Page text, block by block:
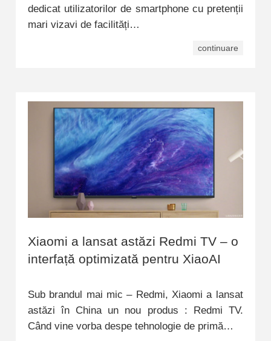
dedicat utilizatorilor de smartphone cu pretenții
mari vizavi de facilități…
continuare
Xiaomi a lansat astăzi Redmi TV – o
interfață optimizată pentru XiaoAI
Sub brandul mai mic – Redmi, Xiaomi a lansat
astăzi în China un nou produs : Redmi TV.
Când vine vorba despe tehnologie de primă…